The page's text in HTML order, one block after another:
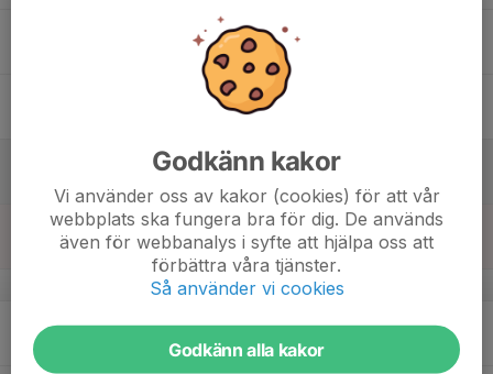
v.12
Mån
Godkänn kakor
Vi använder oss av kakor (cookies) för att vår
webbplats ska fungera bra för dig. De används
även för webbanalys i syfte att hjälpa oss att
förbättra våra tjänster.
Så använder vi cookies
Godkänn alla kakor